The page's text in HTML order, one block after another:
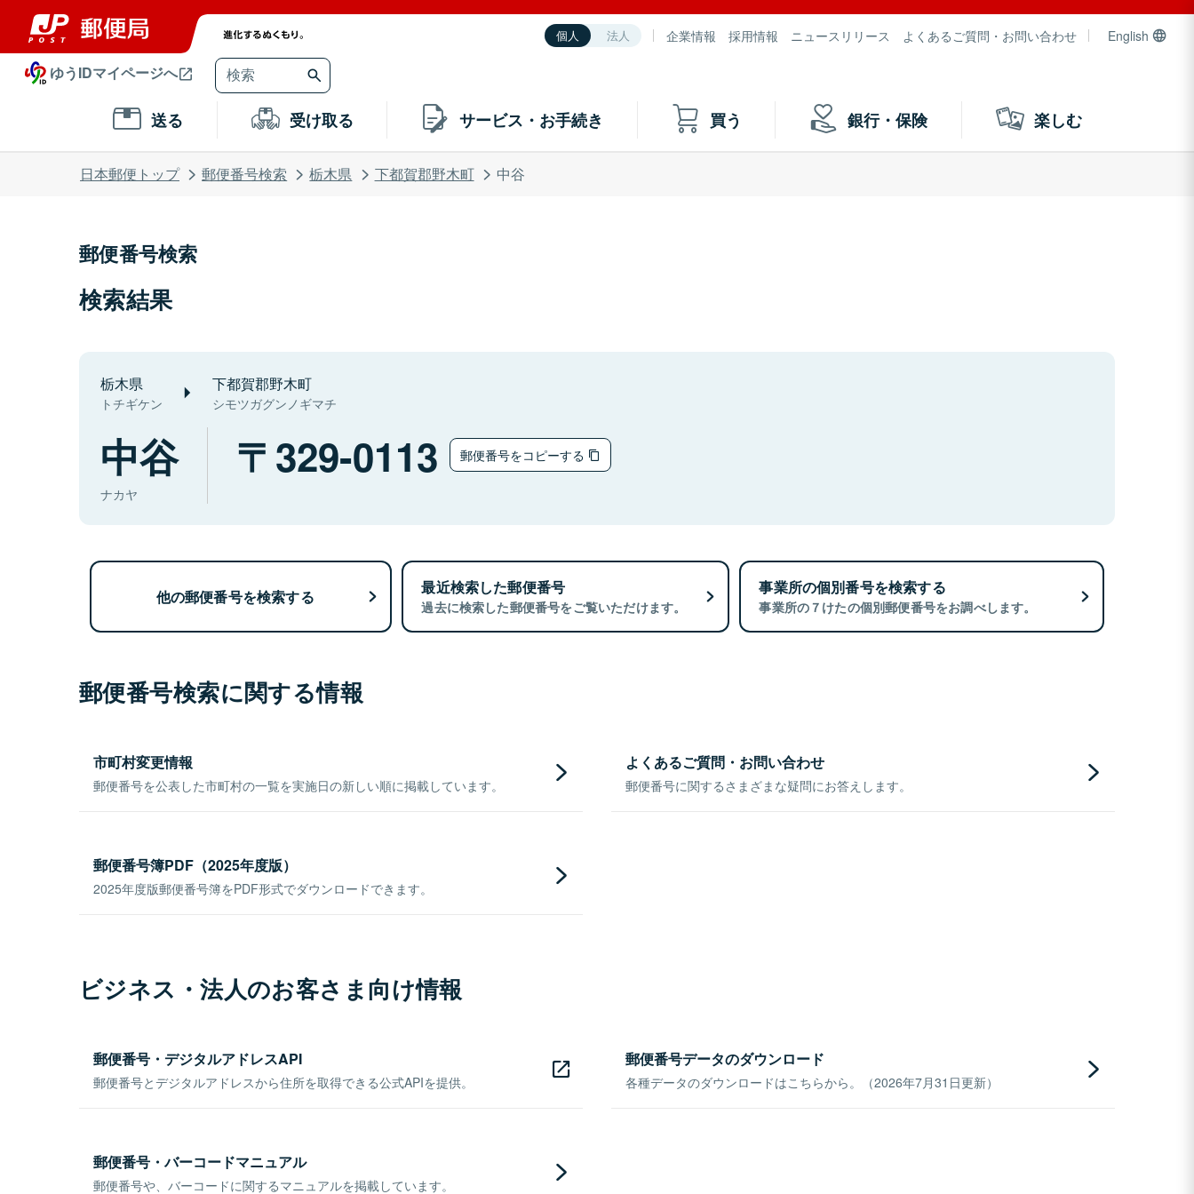
個人 法人 企業情報 採用情報 ニュースリリース よくあるご質問・お問い合わせ English
ゆうIDマイページへ
送る 受け取る サービス・お手続き 買う 銀行・保険 楽しむ
日本郵便トップ 郵便番号検索 栃木県 下都賀郡野木町 中谷
郵便番号検索
検索結果
栃木県
トチギケン
下都賀郡野木町
シモツガグンノギマチ
中谷
ナカヤ
329-0113 郵便番号をコピーする
他の郵便番号を検索する 最近検索した郵便番号
過去に検索した郵便番号をご覧いただけます。
事業所の個別番号を検索する
事業所の７けたの個別郵便番号をお調べします。
郵便番号検索に関する情報
市町村変更情報
郵便番号を公表した市町村の一覧を実施日の新しい順に掲載しています。
よくあるご質問・お問い合わせ
郵便番号に関するさまざまな疑問にお答えします。
郵便番号簿PDF（2025年度版）
2025年度版郵便番号簿をPDF形式でダウンロードできます。
ビジネス・法人のお客さま向け情報
郵便番号・デジタルアドレスAPI
郵便番号とデジタルアドレスから住所を取得できる公式APIを提供。
郵便番号データのダウンロード
各種データのダウンロードはこちらから。（2026年7月31日更新）
郵便番号・バーコードマニュアル
郵便番号や、バーコードに関するマニュアルを掲載しています。